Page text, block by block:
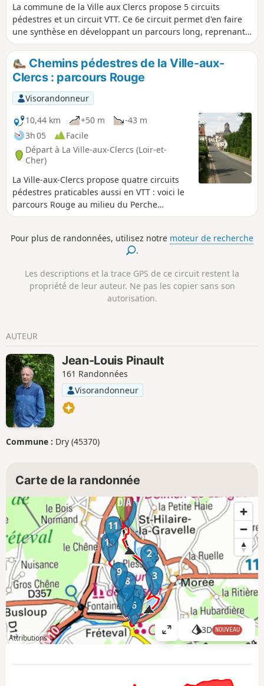
La commune de la Ville aux Clercs propose 5 circuits
pédestres et un circuit VTT. Ce 6e circuit permet d'en faire
une synthèse en développant un parcours long, reprenant
les meilleures portions des circuits déjà existants, cette
boucle s'adresse aux randonneurs qui aiment les distances
un peu plus copieuses.
Chemins pédestres de la Ville-aux-
Clercs : parcours Rouge
Visorandonneur
10,44 km
+50 m
-43 m
3h 05
Facile
Départ à La Ville-aux-Clercs (Loir-et-
Cher)
La Ville-aux-Clercs propose quatre circuits
pédestres praticables aussi en VTT : voici le
parcours Rouge au milieu du Perche
Vendômois.
Pour plus de randonnées, utilisez notre moteur de recherche
.
Les descriptions et la trace GPS de ce circuit restent la
propriété de leur auteur. Ne pas les copier sans son
autorisation.
AUTEUR
Jean-Louis Pinault
161 Randonnées
Visorandonneur
Commune : Dry (45370)
Carte de la randonnée
1
2
3
4
5
6
7
8
9
10
11
Attributions
A
ff
3D NOUVEAU